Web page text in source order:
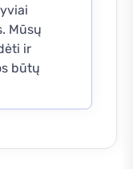
Mūsų
ir
būtų